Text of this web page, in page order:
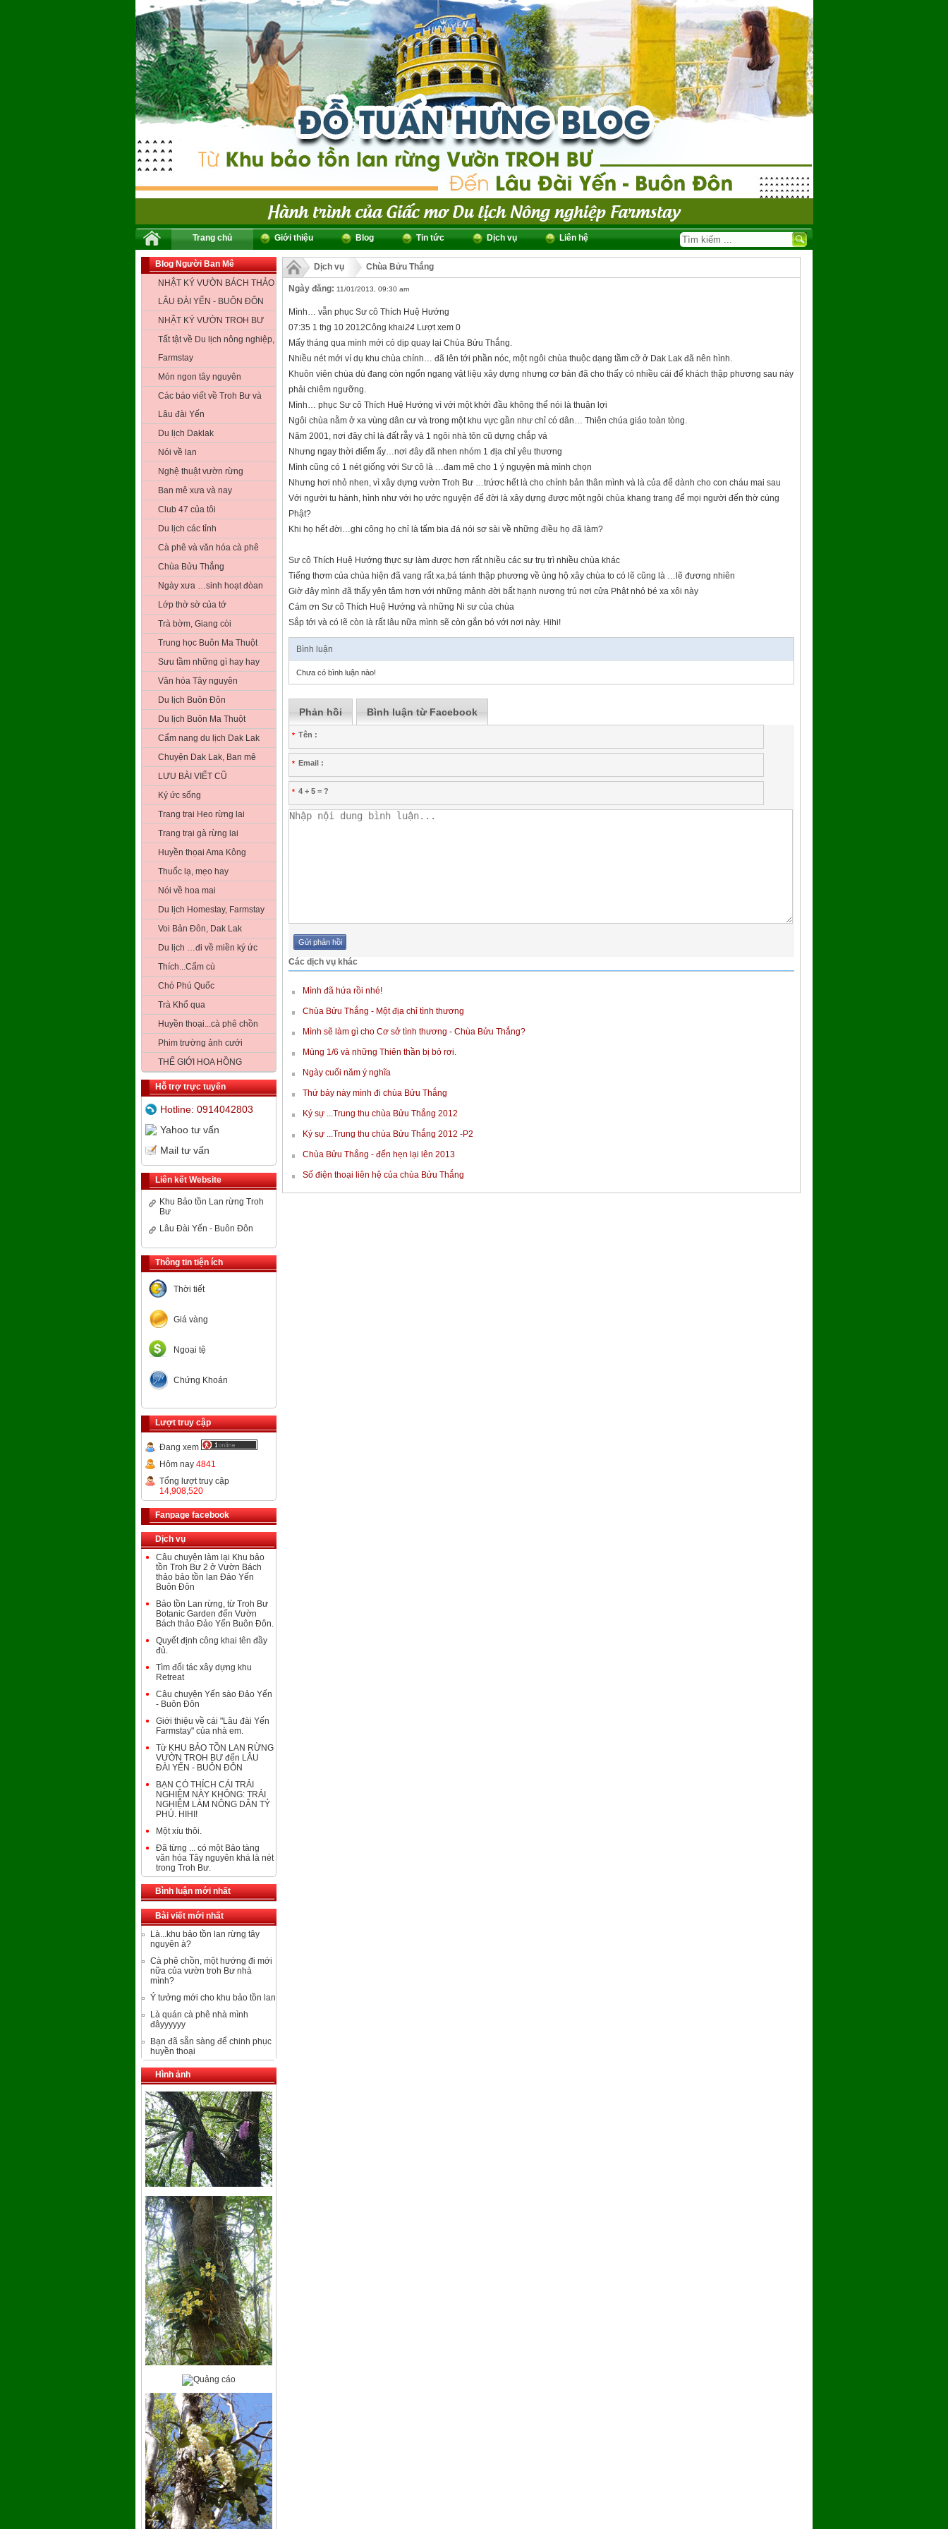
Trang chủ Giới thiệu Blog Tin tức Dịch vụ Liên hệ
Blog Người Ban Mê
NHẬT KÝ VƯỜN BÁCH THẢO
LÂU ĐÀI YẾN - BUÔN ĐÔN
NHẬT KÝ VƯỜN TROH BƯ
Tất tật về Du lịch nông nghiệp,
Farmstay
Món ngon tây nguyên
Các báo viết về Troh Bư và
Lâu đài Yến
Du lịch Daklak
Nói về lan
Nghệ thuật vườn rừng
Ban mê xưa và nay
Club 47 của tôi
Du lịch các tỉnh
Cà phê và văn hóa cà phê
Chùa Bửu Thắng
Ngày xưa …sinh hoạt đòan
Lớp thờ sờ của tớ
Trà bờm, Giang còi
Trung học Buôn Ma Thuột
Sưu tầm những gì hay hay
Văn hóa Tây nguyên
Du lịch Buôn Đôn
Du lịch Buôn Ma Thuột
Cẩm nang du lịch Dak Lak
Chuyện Dak Lak, Ban mê
LƯU BÀI VIẾT CŨ
Ký ức sống
Trang trại Heo rừng lai
Trang trại gà rừng lai
Huyền thọai Ama Kông
Thuốc lạ, mẹo hay
Nói về hoa mai
Du lịch Homestay, Farmstay
Voi Bản Đôn, Dak Lak
Du lịch …đi về miền ký ức
Thích...Cẩm cù
Chó Phú Quốc
Trà Khổ qua
Huyền thoại...cà phê chồn
Phim trường ảnh cưới
THẾ GIỚI HOA HỒNG
Hỗ trợ trực tuyến
Hotline: 0914042803
Yahoo tư vấn
Mail tư vấn
Liên kết Website
Khu Bảo tồn Lan rừng Troh
Bư
Lâu Đài Yến - Buôn Đôn
Thông tin tiện ích
Thời tiết
Giá vàng
Ngoại tệ
Chứng Khoán
Lượt truy cập
Đang xem
Hôm nay 4841
Tổng lượt truy cập
14,908,520
Fanpage facebook
Dịch vụ
Câu chuyện làm lại Khu bảo
tồn Troh Bư 2 ở Vườn Bách
thảo bảo tồn lan Đảo Yến
Buôn Đôn
Bảo tồn Lan rừng, từ Troh Bư
Botanic Garden đến Vườn
Bách thảo Đảo Yến Buôn Đôn.
Quyết định công khai tên đầy
đủ.
Tìm đối tác xây dựng khu
Retreat
Câu chuyện Yến sào Đảo Yến
- Buôn Đôn
Giới thiệu về cái "Lâu đài Yến
Farmstay" của nhà em.
Từ KHU BẢO TỒN LAN RỪNG
VƯỜN TROH BƯ đến LÂU
ĐÀI YẾN - BUÔN ĐÔN
BẠN CÓ THÍCH CÁI TRẢI
NGHIỆM NÀY KHÔNG: TRẢI
NGHIỆM LÀM NÔNG DÂN TỶ
PHÚ. HIHI!
Một xíu thôi.
Đã từng ... có một Bảo tàng
văn hóa Tây nguyên khá là nét
trong Troh Bư.
Bình luận mới nhất
Bài viết mới nhất
Là...khu bảo tồn lan rừng tây
nguyên à?
Cà phê chồn, một hướng đi mới
nữa của vườn troh Bư nhà
mình?
Ý tưởng mới cho khu bảo tồn lan
Là quán cà phê nhà mình
đâyyyyyy
Bạn đã sẵn sàng để chinh phục
huyền thoại
Hình ảnh
Dịch vụ Chùa Bửu Thắng
Ngày đăng: 11/01/2013, 09:30 am
Mình… vẫn phục Sư cô Thích Huệ Hướng
07:35 1 thg 10 2012Công khai24 Lượt xem 0
Mấy tháng qua mình mới có dịp quay lại Chùa Bửu Thắng.
Nhiều nét mới ví dụ khu chùa chính… đã lên tới phần nóc, một ngôi chùa thuộc dạng tầm cỡ ở Dak Lak đã nên hình.
Khuôn viên chùa dù đang còn ngổn ngang vật liệu xây dựng nhưng cơ bản đã cho thấy có nhiều cái để khách thập phương sau này
phải chiêm ngưỡng.
Mình… phục Sư cô Thích Huệ Hướng vì với một khởi đầu không thể nói là thuận lợi
Ngôi chùa nằm ở xa vùng dân cư và trong một khu vực gần như chỉ có dân… Thiên chúa giáo toàn tòng.
Năm 2001, nơi đây chỉ là đất rẫy và 1 ngôi nhà tôn cũ dựng chắp vá
Nhưng ngay thời điểm ấy…nơi đây đã nhen nhóm 1 địa chỉ yêu thương
Mình cũng có 1 nét giống với Sư cô là …đam mê cho 1 ý nguyện mà mình chọn
Nhưng hơi nhỏ nhen, vì xây dựng vườn Troh Bư …trứơc hết là cho chính bản thân mình và là của để dành cho con cháu mai sau
Với người tu hành, hình như với họ ước nguyện để đời là xây dựng được một ngôi chùa khang trang để mọi người đến thờ cúng
Phật?
Khi họ hết đời…ghi công họ chỉ là tấm bia đá nói sơ sài về những điều họ đã làm?
Sư cô Thích Huệ Hướng thực sự làm được hơn rất nhiều các sư trụ trì nhiều chùa khác
Tiếng thơm của chùa hiện đã vang rất xa,bá tánh thập phương về ủng hộ xây chùa to có lẽ cũng là …lẽ đương nhiên
Giờ đây mình đã thấy yên tâm hơn với những mảnh đời bất hạnh nương trú nơi cửa Phật nhỏ bé xa xôi này
Cám ơn Sư cô Thích Huệ Hướng và những Ni sư của chùa
Sắp tới và có lẽ còn là rất lâu nữa mình sẽ còn gắn bó với nơi này. Hihi!
Bình luận
Chưa có bình luận nào!
Phản hồi Bình luận từ Facebook
* Tên :
* Email :
* 4 + 5 = ?
Các dịch vụ khác
Mình đã hứa rồi nhé!
Chùa Bửu Thắng - Một địa chỉ tình thương
Mình sẽ làm gì cho Cơ sở tình thương - Chùa Bửu Thắng?
Mùng 1/6 và những Thiên thần bị bỏ rơi.
Ngày cuối năm ý nghĩa
Thứ bảy này mình đi chùa Bửu Thắng
Ký sự ...Trung thu chùa Bửu Thắng 2012
Ký sự ...Trung thu chùa Bửu Thắng 2012 -P2
Chùa Bửu Thắng - đến hẹn lại lên 2013
Số điện thoại liên hệ của chùa Bửu Thắng